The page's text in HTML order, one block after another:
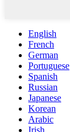
English
French
German
Portuguese
Spanish
Russian
Japanese
Korean
Arabic
Irish